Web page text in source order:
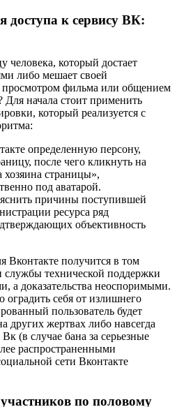
доступа к сервису ВК:
человека, который достает
либо мешает своей
просмотром фильма или общением
Для начала стоит применить
который реализуется с
определенную персону,
после чего кликнуть на
страницы»,
под аватарой.
причины поступившей
ресурса ряд
объективность
Вконтакте получится в том
службы технической поддержки
а доказательства неоспоримыми.
себя от излишнего
пользователь будет
других жертвах либо навсегда
(в случае бана за серьезные
распространенными
сети Вконтакте
по половому